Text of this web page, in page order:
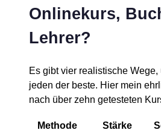
Onlinekurs,
Lehrer?
Es gibt vier realistische
jeden der beste. Hier mein
nach über zehn getesteten
Methode Stärke